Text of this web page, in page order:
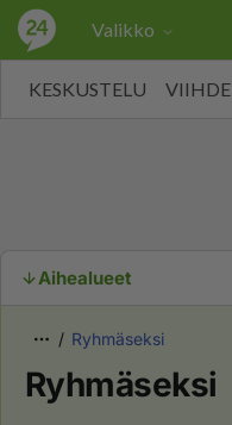
Valikko
KESKUSTELU VIIHDE
Aihealueet
Ryhmäseksi
Ryhmäseksi